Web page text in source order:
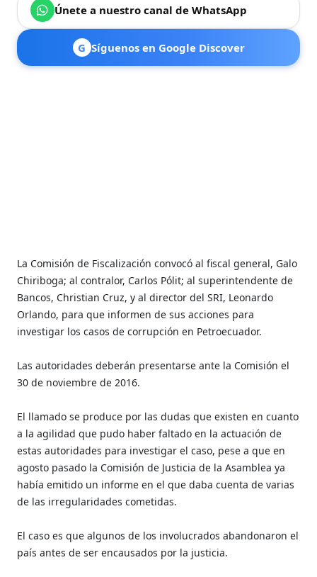
Únete a nuestro canal de WhatsApp
G Síguenos en Google Discover
La Comisión de Fiscalización convocó al fiscal general, Galo
Chiriboga; al contralor, Carlos Pólit; al superintendente de
Bancos, Christian Cruz, y al director del SRI, Leonardo
Orlando, para que informen de sus acciones para
investigar los casos de corrupción en Petroecuador.
Las autoridades deberán presentarse ante la Comisión el
30 de noviembre de 2016.
El llamado se produce por las dudas que existen en cuanto
a la agilidad que pudo haber faltado en la actuación de
estas autoridades para investigar el caso, pese a que en
agosto pasado la Comisión de Justicia de la Asamblea ya
había emitido un informe en el que daba cuenta de varias
de las irregularidades cometidas.
El caso es que algunos de los involucrados abandonaron el
país antes de ser encausados por la justicia.